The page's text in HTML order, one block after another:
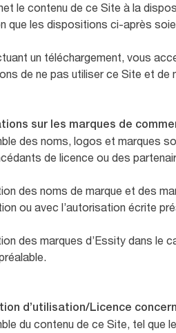
le contenu de ce Site à la
que les dispositions ci-après
un téléchargement, vous
de ne pas utiliser ce Site et de
sur les marques de
des noms, logos et marques
de licence ou des
des noms de marque et des
ou avec l’autorisation écrite
des marques d’Essity dans le
d’utilisation/Licence
du contenu de ce Site, tel